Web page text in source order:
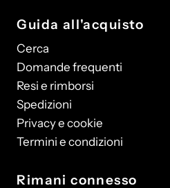
Guida all'acquisto
Cerca
Domande frequenti
Resi e rimborsi
Spedizioni
Privacy e cookie
Termini e condizioni
Rimani connesso